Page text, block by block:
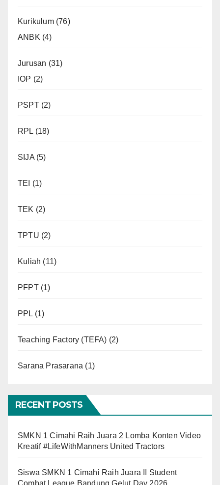
Kurikulum(76)
ANBK (4)
Jurusan (31)
IOP (2)
PSPT(2)
RPL (18)
SIJA(5)
TEI (1)
TEK (2)
TPTU (2)
Kuliah (11)
PFPT(1)
PPL (1)
Teaching Factory (TEFA) (2)
Sarana Prasarana (1)
RECENT POSTS
SMKN 1 Cimahi Raih Juara 2 Lomba Konten Video
Kreatif #LifeWithManners United Tractors
Siswa SMKN 1 Cimahi Raih Juara II Student
Combat League Bandung Gelut Day 2026